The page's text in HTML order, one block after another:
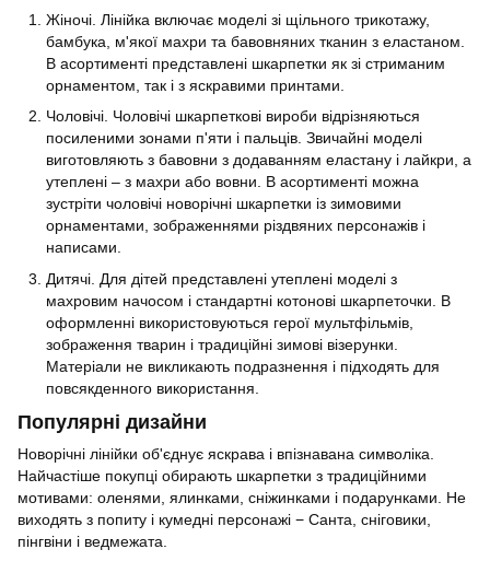
Жіночі. Лінійка включає моделі зі щільного трикотажу,
бамбука, м'якої махри та бавовняних тканин з еластаном.
В асортименті представлені шкарпетки як зі стриманим
орнаментом, так і з яскравими принтами.
Чоловічі. Чоловічі шкарпеткові вироби відрізняються
посиленими зонами п'яти і пальців. Звичайні моделі
виготовляють з бавовни з додаванням еластану і лайкри, а
утеплені – з махри або вовни. В асортименті можна
зустріти чоловічі новорічні шкарпетки із зимовими
орнаментами, зображеннями різдвяних персонажів і
написами.
Дитячі. Для дітей представлені утеплені моделі з
махровим начосом і стандартні котонові шкарпеточки. В
оформленні використовуються герої мультфільмів,
зображення тварин і традиційні зимові візерунки.
Матеріали не викликають подразнення і підходять для
повсякденного використання.
Популярні дизайни
Новорічні лінійки об'єднує яскрава і впізнавана символіка.
Найчастіше покупці обирають шкарпетки з традиційними
мотивами: оленями, ялинками, сніжинками і подарунками. Не
виходять з попиту і кумедні персонажі − Санта, сніговики,
пінгвіни і ведмежата.